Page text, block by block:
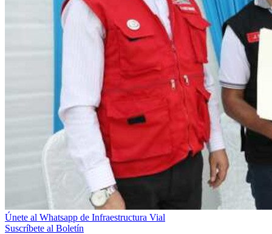
Únete al Whatsapp de Infraestructura Vial
Suscríbete al Boletín